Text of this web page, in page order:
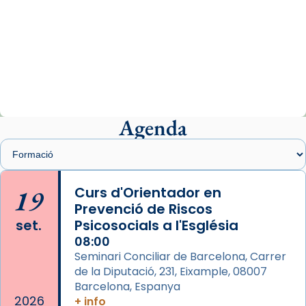
presidit aquest 27 de juliol la missa de Les
Santes de Mataró.
🔗
📸 J. Merino
Photo
View on Facebook · Share
Arquebisbat de Barcelonais at Catedral
de Barcelona.
2 weeks ago
Agenda
19
set.
2026
Curs d'Orientador en
Prevenció de Riscos
Psicosocials a l'Església
08:00
Seminari Conciliar de Barcelona, Carrer
de la Diputació, 231, Eixample, 08007
Barcelona, Espanya
+ info